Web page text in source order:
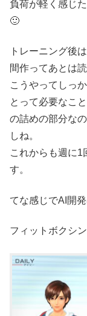
負荷が軽く感じ
🙂
トレーニング後
間作ってあとは
こうやってしっ
とって必要なこ
の詰めの部分な
しね。
これからも週に1
す。
てな感じでAI開
フィットボクシ